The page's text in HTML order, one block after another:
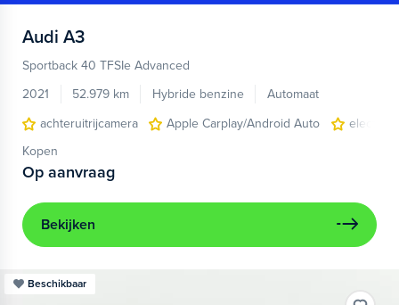
Audi A3
Sportback 40 TFSIe Advanced
2021
52.979 km Hybride benzine
Automaat
achteruitrijcamera
Apple Carplay/Android Auto
Kopen
Op aanvraag
Bekijken
Beschikbaar